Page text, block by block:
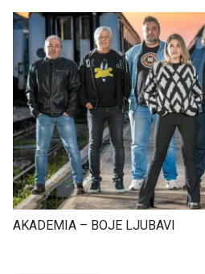
AKADEMIA – BOJE LJUBAVI